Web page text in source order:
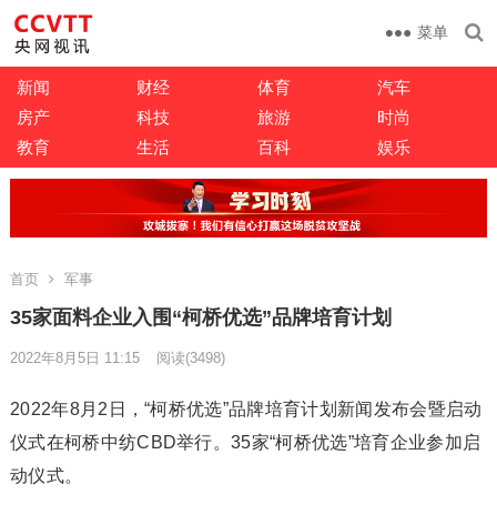
菜单
新闻 财经 体育
汽车
房产
科技 旅游
时尚
教育
生活 百科 娱乐
首页 军事
35家面料企业入围“柯桥优选”品牌培育计划
2022年8月5日 11:15 阅读(3498)
2022年8月2日，“柯桥优选”品牌培育计划新闻发布会暨启动
仪式在柯桥中纺CBD举行。35家“柯桥优选”培育企业参加启
动仪式。